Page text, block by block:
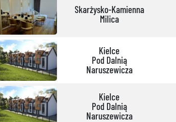
Skarżysko-Kamienna
Milica
Kielce
Pod Dalnią
Naruszewicza
Kielce
Pod Dalnią
Naruszewicza